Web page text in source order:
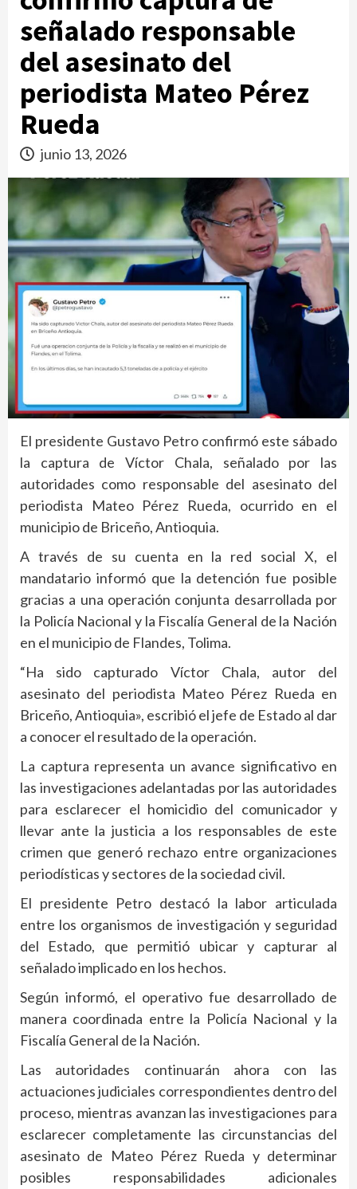
señalado responsable
del asesinato del
periodista Mateo Pérez
Rueda
junio 13, 2026
El presidente Gustavo Petro confirmó este sábado
la captura de Víctor Chala, señalado por las
autoridades como responsable del asesinato del
periodista Mateo Pérez Rueda, ocurrido en el
municipio de Briceño, Antioquia.
A través de su cuenta en la red social X, el
mandatario informó que la detención fue posible
gracias a una operación conjunta desarrollada por
la Policía Nacional y la Fiscalía General de la Nación
en el municipio de Flandes, Tolima.
“Ha sido capturado Víctor Chala, autor del
asesinato del periodista Mateo Pérez Rueda en
Briceño, Antioquia», escribió el jefe de Estado al dar
a conocer el resultado de la operación.
La captura representa un avance significativo en
las investigaciones adelantadas por las autoridades
para esclarecer el homicidio del comunicador y
llevar ante la justicia a los responsables de este
crimen que generó rechazo entre organizaciones
periodísticas y sectores de la sociedad civil.
El presidente Petro destacó la labor articulada
entre los organismos de investigación y seguridad
del Estado, que permitió ubicar y capturar al
señalado implicado en los hechos.
Según informó, el operativo fue desarrollado de
manera coordinada entre la Policía Nacional y la
Fiscalía General de la Nación.
Las autoridades continuarán ahora con las
actuaciones judiciales correspondientes dentro del
proceso, mientras avanzan las investigaciones para
esclarecer completamente las circunstancias del
asesinato de Mateo Pérez Rueda y determinar
posibles responsabilidades adicionales